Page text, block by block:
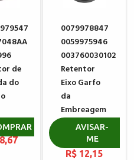
de
do
0079978847
0059975946
003760030102
Retentor
Eixo Garfo
da
Embreagem
MERCEDES
R$ 12,15
AVISAR-
ME